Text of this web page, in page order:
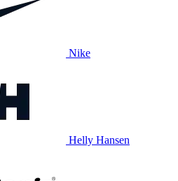
Nike
Helly Hansen